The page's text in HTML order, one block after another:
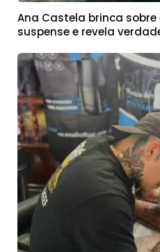
Ana Castela brinca
suspense e revela